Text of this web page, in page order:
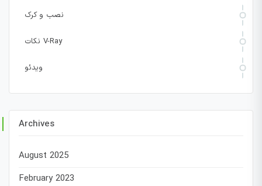
نصب و کرک
نکات V-Ray
ویدئو
Archives
August 2025
February 2023